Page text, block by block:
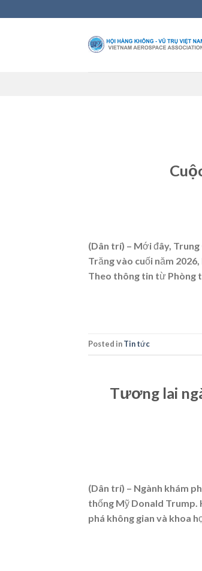
to
(Dân trí) – Mới đây,
Trăng vào cuối năm
Theo thông tin từ Phòng
Posted inTin tức
Tương lai
(Dân trí) – Ngành khám
thống Mỹ Donald Trump.
phá không gian và khoa